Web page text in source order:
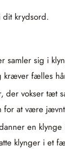
dit krydsord.
sig i
kræver fælles
vokser tæt
for at være
en
klynger i et